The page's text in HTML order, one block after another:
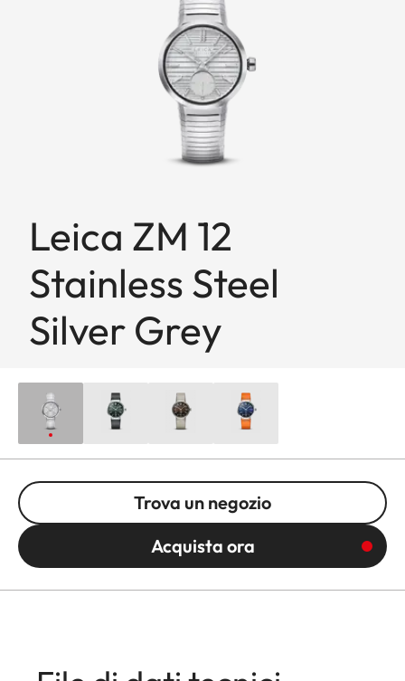
Leica ZM 12
Stainless Steel
Silver Grey
Trova un negozio
Acquista ora